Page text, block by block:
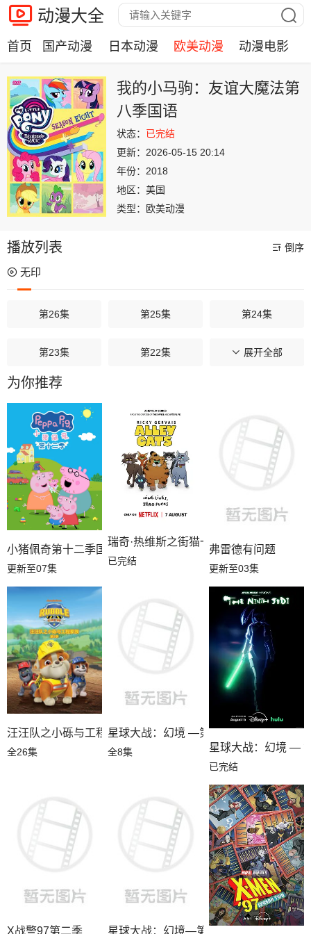
动漫大全
首页 国产动漫 日本动漫 欧美动漫 动漫电影
我的小马驹：友谊大魔法第
八季国语
状态： 已完结
更新： 2026-05-15 20:14
年份： 2018
地区： 美国
类型：
欧美动漫
播放列表 倒序
无印
第26集 第25集 第24集
第23集 第22集 第21集
第20集
第17集 第16集
第14集 第13集 第12集
第11集 第10集 第09集
第08集 第07集 第06集
第02集
展开全部
为你推荐
小猪佩奇第十二季国语
更新至07集
瑞奇·热维斯之街猫一族
已完结
弗雷德有问题
更新至03集
汪汪队之小砾与工程家族第三季国语
全26集
星球大战：幻境 —第九个绝地武士
全8集 星球大战：幻境 —
已完结
X战警97第二季 星球大战：幻境—第九个绝地武士